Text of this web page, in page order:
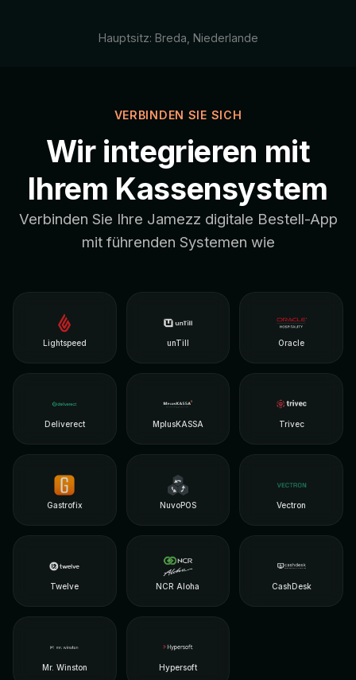
Hauptsitz: Breda, Niederlande
VERBINDEN SIE SICH
Wir integrieren mit
Ihrem Kassensystem
Verbinden Sie Ihre Jamezz digitale Bestell-App
mit führenden Systemen wie
Lightspeed unTill Oracle
Deliverect MplusKASSA Trivec
Gastrofix NuvoPOS Vectron
Twelve NCR Aloha CashDesk
Mr. Winston Hypersoft